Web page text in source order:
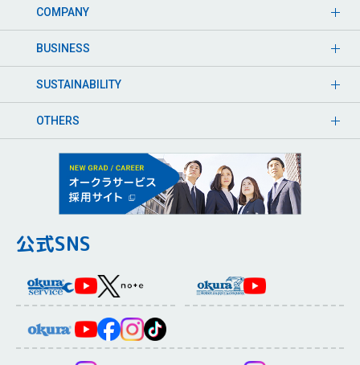
COMPANY
BUSINESS
SUSTAINABILITY
OTHERS
公式SNS